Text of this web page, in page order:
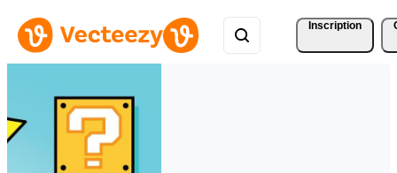
Inscription